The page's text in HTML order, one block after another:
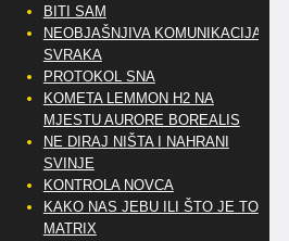
BITI SAM
NEOBJAŠNJIVA KOMUNIKACIJA
SVRAKA
PROTOKOL SNA
KOMETA LEMMON H2 NA
MJESTU AURORE BOREALIS
NE DIRAJ NIŠTA I NAHRANI
SVINJE
KONTROLA NOVCA
KAKO NAS JEBU ILI ŠTO JE TO
MATRIX